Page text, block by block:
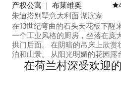
产权公寓 ｜ 布莱维奥
朱迪塔别墅意大利面 湖滨家
在13世纪弯曲的石头天花板下醒
一个工业风格的厨房，坐落在庞
拱门后面。 在阴暗的吊床上欣赏
泊和山景。 从阳光明媚的花园露
入科莫湖。 CIR ： 013026-CNI-
层住宅是一座13世纪别墅的一部
在荷兰村深受欢迎